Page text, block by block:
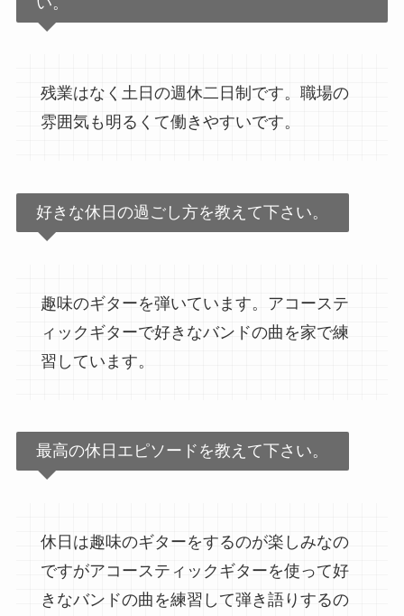
残業はなく土日の週休二日制です。職場の
雰囲気も明るくて働きやすいです。
好きな休日の過ごし方を教えて下さい。
趣味のギターを弾いています。アコーステ
ィックギターで好きなバンドの曲を家で練
習しています。
最高の休日エピソードを教えて下さい。
休日は趣味のギターをするのが楽しみなの
ですがアコースティックギターを使って好
きなバンドの曲を練習して弾き語りするの